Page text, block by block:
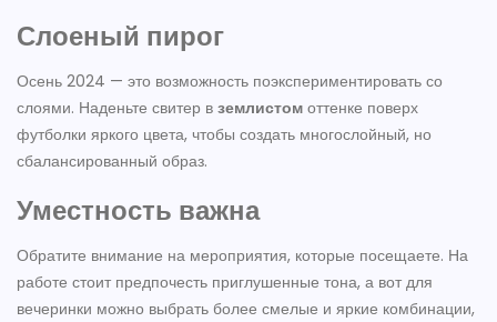
Слоеный пирог
Осень 2024 — это возможность поэкспериментировать со
слоями. Наденьте свитер в землистом оттенке поверх
футболки яркого цвета, чтобы создать многослойный, но
сбалансированный образ.
Уместность важна
Обратите внимание на мероприятия, которые посещаете. На
работе стоит предпочесть приглушенные тона, а вот для
вечеринки можно выбрать более смелые и яркие комбинации,